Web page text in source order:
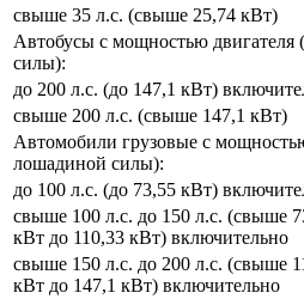
свыше 35 л.с. (свыше 25,74 кВт)
Автобусы с мощностью
силы):
до 200 л.с. (до 147,1 кВт)
свыше 200 л.с. (свыше 147,1 кВт)
Автомобили грузовые с
лошадиной силы):
до 100 л.с. (до 73,55 кВт)
свыше 100 л.с. до 150 л.с. (свыше
кВт до 110,33 кВт) включительно
свыше 150 л.с. до 200 л.с. (свыше
кВт до 147,1 кВт) включительно